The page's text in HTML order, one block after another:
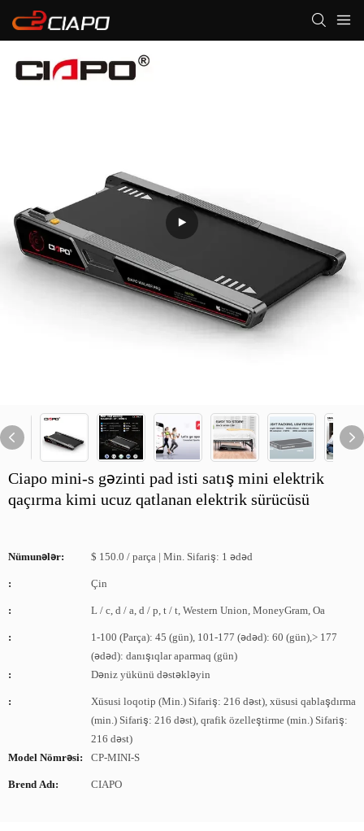
Ciapo mini-s gəzinti pad isti satış mini elektrik
qaçırma kimi ucuz qatlanan elektrik sürücüsü
Nümunələr: $ 150.0 / parça | Min. Sifariş: 1 ədəd
: Çin
: L / c, d / a, d / p, t / t, Western Union, MoneyGram, Oa
:
1-100 (Parça): 45 (gün), 101-177 (ədəd): 60 (gün),> 177
(ədəd): danışıqlar aparmaq (gün)
:
Dəniz yükünü dəstəkləyin
:
Xüsusi loqotip (Min.) Sifariş: 216 dəst), xüsusi qablaşdırma
(min.) Sifariş: 216 dəst), qrafik özelleştirme (min.) Sifariş:
216 dəst)
Model Nömrəsi:
CP-MINI-S
Brend Adı: CIAPO